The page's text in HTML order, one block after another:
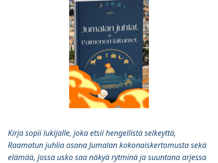
Kirja sopii lukijalle, joka etsii hengellistä selkeyttä,
Raamatun juhlia osana Jumalan kokonaiskertomusta sekä
elämää, jossa usko saa näkyä rytminä ja suuntana arjessa